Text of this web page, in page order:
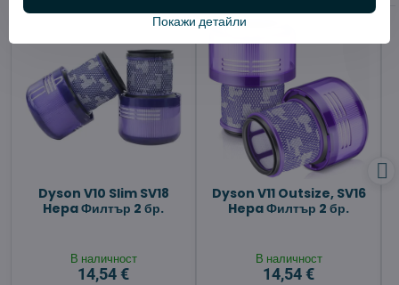
Dyson V10 Slim SV18
Hepa Филтър 2 бр.
В наличност
14,54 €
Dyson V11 Outsize, SV16
Hepa Филтър 2 бр.
В наличност
14,54 €
Покажи детайли